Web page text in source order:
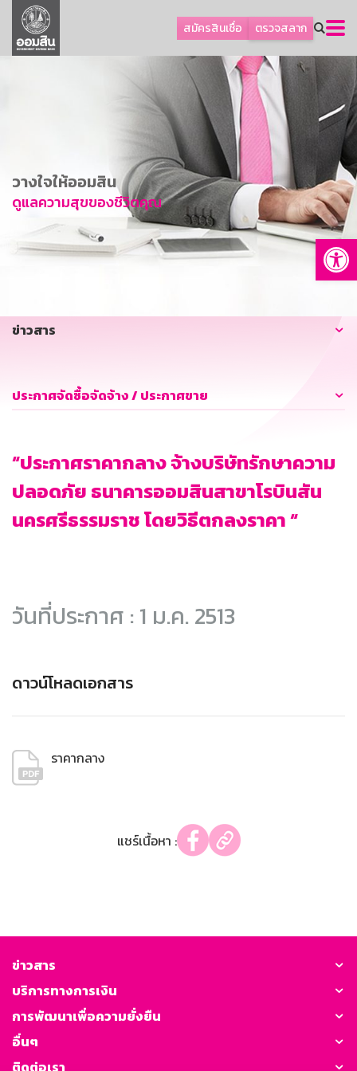
สมัครสินเชื่อ ตรวจสลาก
ลูกค้าธุรกิจ
ลูกค้าผู้ประกอบรายย่อย
การพัฒนาที่ยั่งยืน
ข่าวสาร
บริการทางการเงิน
อื่นๆ
วางใจให้ออมสิน
ดูแลความสุขของชีวิตคุณ
ข่าวสาร
ประกาศจัดซื้อจัดจ้าง / ประกาศขาย
“ประกาศราคากลาง จ้างบริษัทรักษาความ
ปลอดภัย ธนาคารออมสินสาขาโรบินสัน
นครศรีธรรมราช โดยวิธีตกลงราคา “
วันที่ประกาศ : 1 ม.ค. 2513
ดาวน์โหลดเอกสาร
ราคากลาง
แชร์เนื้อหา :
ข่าวสาร
บริการทางการเงิน
การพัฒนาเพื่อความยั่งยืน
อื่นๆ